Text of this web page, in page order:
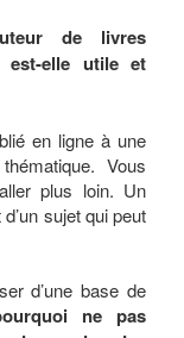
de livres
est-elle utile et
en ligne à une
Vous
plus loin. Un
sujet qui peut
d’une base de
ne pas